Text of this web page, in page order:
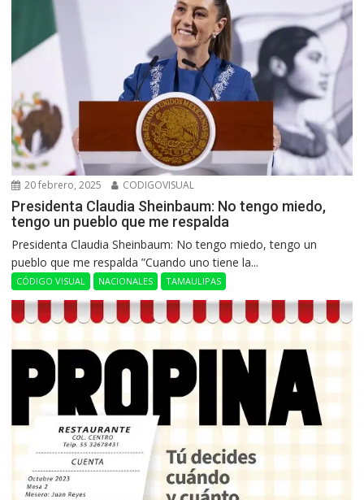
20 febrero, 2025 CODIGOVISUAL
Presidenta Claudia Sheinbaum: No tengo miedo,
tengo un pueblo que me respalda
Presidenta Claudia Sheinbaum: No tengo miedo, tengo un
pueblo que me respalda ”Cuando uno tiene la...
CÓDIGO VISUAL NACIONALES TAMAULIPAS